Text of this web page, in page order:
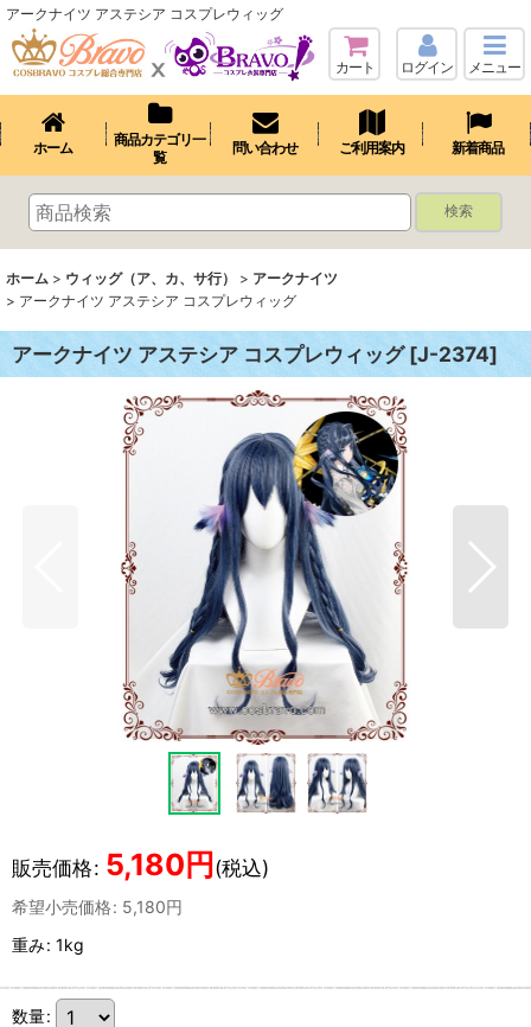
アークナイツ アステシア コスプレウィッグ
カート ログイン メニュー
ホーム
商品カテゴリ一
覧
問い合わせ ご利用案内 新着商品
検索
ホーム > ウィッグ（ア、カ、サ行） > アークナイツ
> アークナイツ アステシア コスプレウィッグ
アークナイツ アステシア コスプレウィッグ [J-2374]
販売価格: 5,180 円 (税込)
希望小売価格: 5,180円
重み: 1kg
数量: